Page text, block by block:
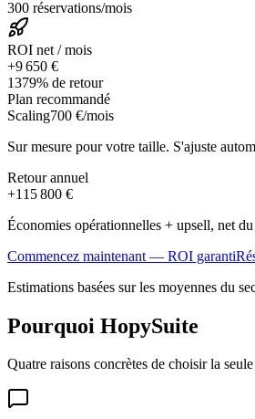
300 réservations/mois
ROI net / mois
+9 650 €
1379% de retour
Plan recommandé
Scaling700 €/mois
Sur mesure pour votre taille. S'ajuste
Retour annuel
+115 800 €
Économies opérationnelles + upsell, net
Commencez maintenant — ROI garanti
Estimations basées sur les moyennes du
Pourquoi HopySuite
Quatre raisons concrètes de choisir la